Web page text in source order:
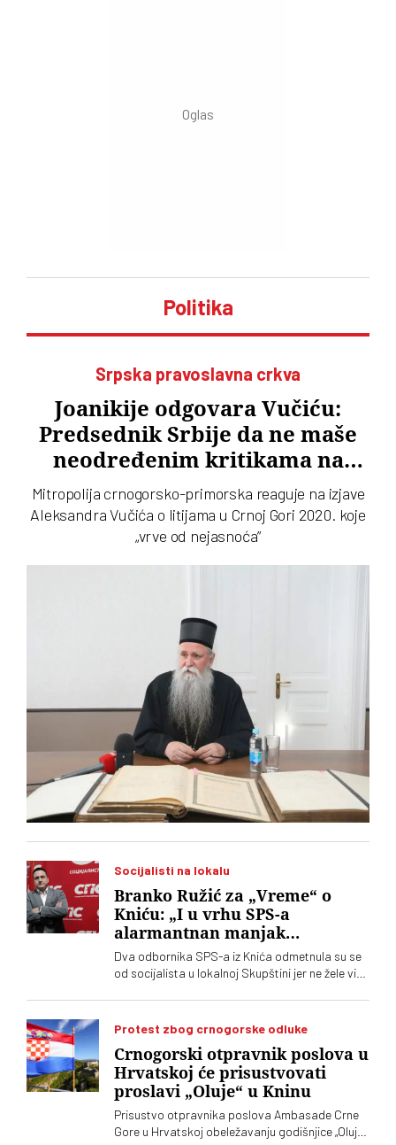
Politika
Srpska pravoslavna crkva
Joanikije odgovara Vučiću:
Predsednik Srbije da ne maše
neodređenim kritikama na
račun Crkve
Mitropolija crnogorsko-primorska reaguje na izjave
Aleksandra Vučića o litijama u Crnoj Gori 2020. koje
„vrve od nejasnoća”
Socijalisti na lokalu
Branko Ružić za „Vreme“ o
Kniću: „I u vrhu SPS-a
alarmantnan manjak
samopoštovanja“
Dva odbornika SPS-a iz Knića odmetnula su se
od socijalista u lokalnoj Skupštini jer ne žele više
da je „SNS u Kniću nasilna skupina
neobrazovanih ljudi" sa kojima ne žele ni sad, niti
ikada više, da sarađuju. Branko Ružić za
„Vreme“ kaže da je alarmantno da tendencije
odricanja od izvornih principa i mazohizma
postoje ne samo na lokalu, već i u samom vrhu
SPS-a
Protest zbog crnogorske odluke
Crnogorski otpravnik poslova u
Hrvatskoj će prisustvovati
proslavi „Oluje“ u Kninu
Prisustvo otpravnika poslova Ambasade Crne
Gore u Hrvatskoj obeležavanju godišnjice „Oluje“